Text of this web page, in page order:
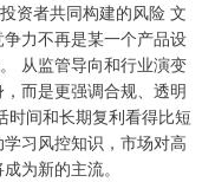
资者共同构建的风险 文
力不再是某一个产品设
从监管导向和行业演变
而是更强调合规、透明
时间和长期复利看得比短
习风控知识，市场对高
为新的主流。
+1.42%